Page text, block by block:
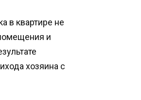
в квартире не
и
хозяина с